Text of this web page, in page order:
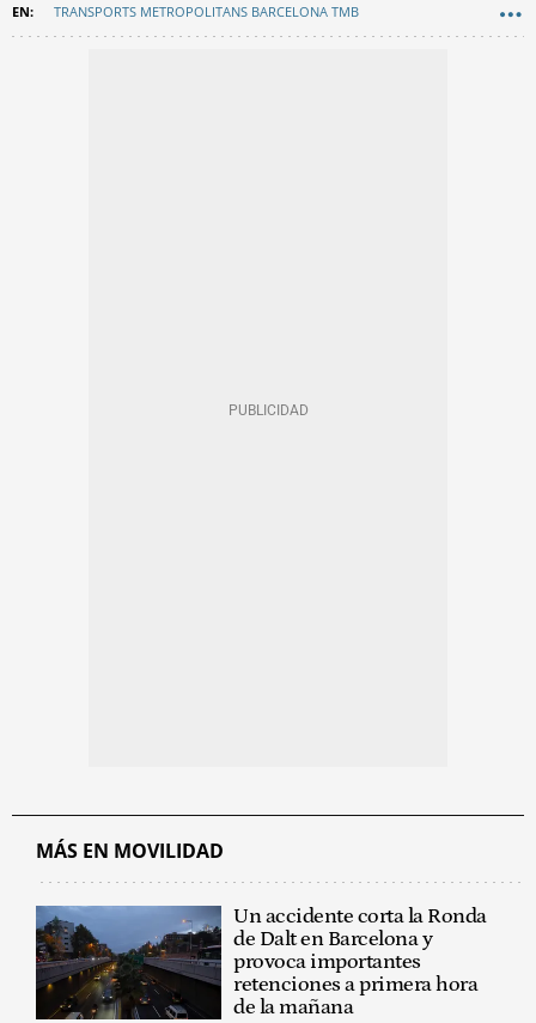
TRANSPORTS METROPOLITANS BARCELONA TMB
MÁS EN MOVILIDAD
Un accidente corta la Ronda
de Dalt en Barcelona y
provoca importantes
retenciones a primera hora
de la mañana